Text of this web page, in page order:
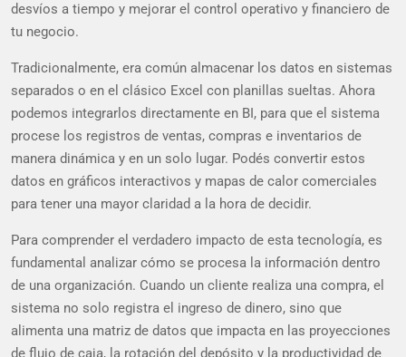
desvíos a tiempo y mejorar el control operativo y financiero de
tu negocio.
Tradicionalmente, era común almacenar los datos en sistemas
separados o en el clásico Excel con planillas sueltas. Ahora
podemos integrarlos directamente en BI, para que el sistema
procese los registros de ventas, compras e inventarios de
manera dinámica y en un solo lugar. Podés convertir estos
datos en gráficos interactivos y mapas de calor comerciales
para tener una mayor claridad a la hora de decidir.
Para comprender el verdadero impacto de esta tecnología, es
fundamental analizar cómo se procesa la información dentro
de una organización. Cuando un cliente realiza una compra, el
sistema no solo registra el ingreso de dinero, sino que
alimenta una matriz de datos que impacta en las proyecciones
de flujo de caja, la rotación del depósito y la productividad de